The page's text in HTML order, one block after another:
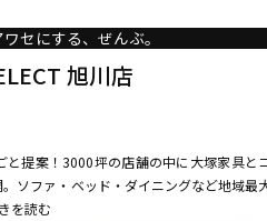
セにする、ぜんぶ。
旭川店
提案！3000坪の店舗の中に大塚家具と
ソファ・ベッド・ダイニングなど地域最
を読む